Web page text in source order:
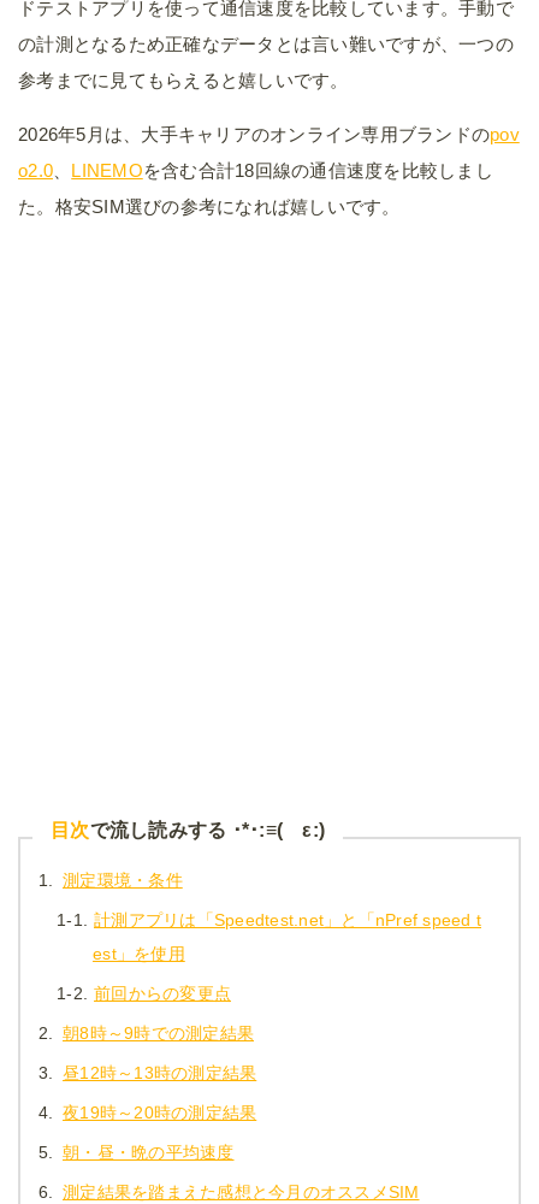
ドテストアプリを使って通信速度を比較しています。手動で
の計測となるため正確なデータとは言い難いですが、一つの
参考までに見てもらえると嬉しいです。
2026年5月は、大手キャリアのオンライン専用ブランドのpov
o2.0
LINEMOを含む合計18回線の通信速度を比較しまし
た。格安SIM選びの参考になれば嬉しいです。
目次で流し読みする ･*･:≡( ε:)
1. 測定環境・条件
1-1. 計測アプリは「Speedtest.net」と「nPref speed t
est」を使用
1-2. 前回からの変更点
2. 朝8時～9時での測定結果
3. 昼12時～13時の測定結果
4. 夜19時～20時の測定結果
5. 朝・昼・晩の平均速度
6. 測定結果を踏まえた感想と今月のオススメSIM